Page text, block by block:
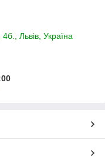
Львів, Україна